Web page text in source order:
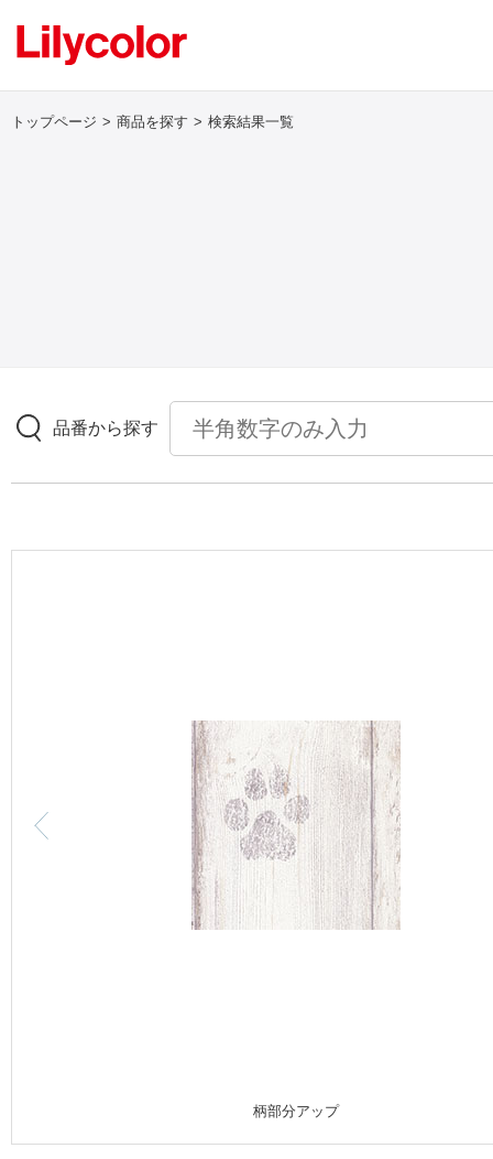
壁紙
カーテン
トップページ 商品を探す 検索結果一覧
品番から探す
柄部分アップ